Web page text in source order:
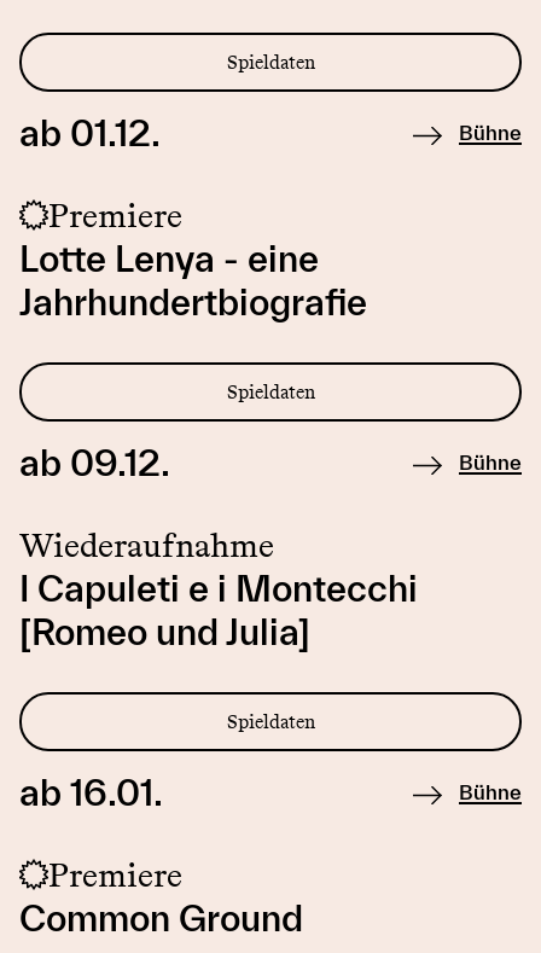
Spieldaten
ab 01.12. Bühne
Premiere
Lotte Lenya - eine
Jahrhundertbiografie
Spieldaten
ab 09.12. Bühne
Wiederaufnahme
I Capuleti e i Montecchi
[Romeo und Julia]
Spieldaten
ab 16.01. Bühne
Premiere
Common Ground